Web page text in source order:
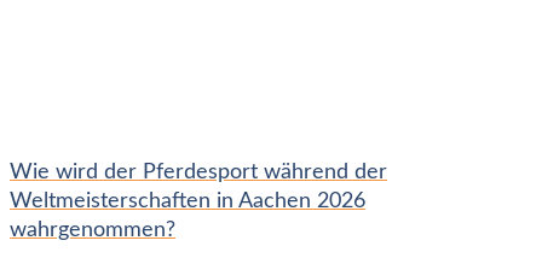
Wie wird der Pferdesport während der
Weltmeisterschaften in Aachen 2026
wahrgenommen?